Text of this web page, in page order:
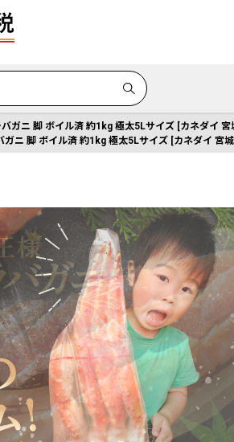
ガニ 脚 ボイル済 約1kg 極太5Lサイズ [カネダイ
ガニ 脚 ボイル済 約1kg 極太5Lサイズ [カネダイ 宮